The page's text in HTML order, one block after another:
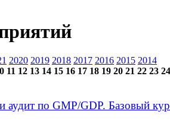
2020 2019 2018 2017 2016 2015 2014
11 12 13 14 15 16 17 18 19 20 21 22 23 24
аудит по GMP/GDP. Базовый